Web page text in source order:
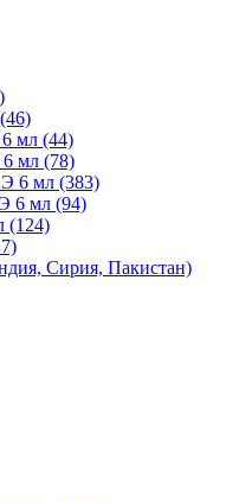
(46)
мл (44)
6 мл (78)
6 мл (383)
6 мл (94)
(124)
Сирия, Пакистан)